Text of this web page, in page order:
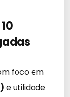
foco em
e utilidade